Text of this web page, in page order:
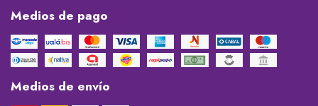
Medios de pago
Medios de envío